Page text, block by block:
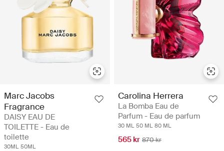
Marc Jacobs
Fragrance
DAISY EAU DE
TOILETTE - Eau de
toilette
30ML 50ML
Carolina Herrera
La Bomba Eau de
Parfum - Eau de parfum
30 ML 50 ML 80 ML
565 kr 870 kr